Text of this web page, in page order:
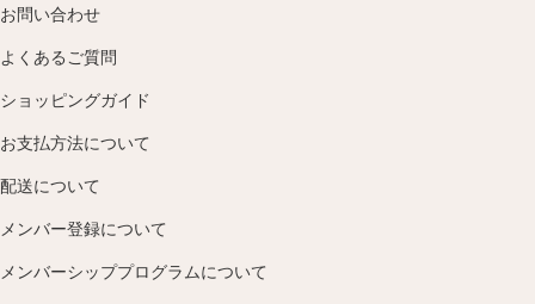
お問い合わせ
よくあるご質問
ショッピングガイド
お支払方法について
配送について
メンバー登録について
メンバーシッププログラムについて